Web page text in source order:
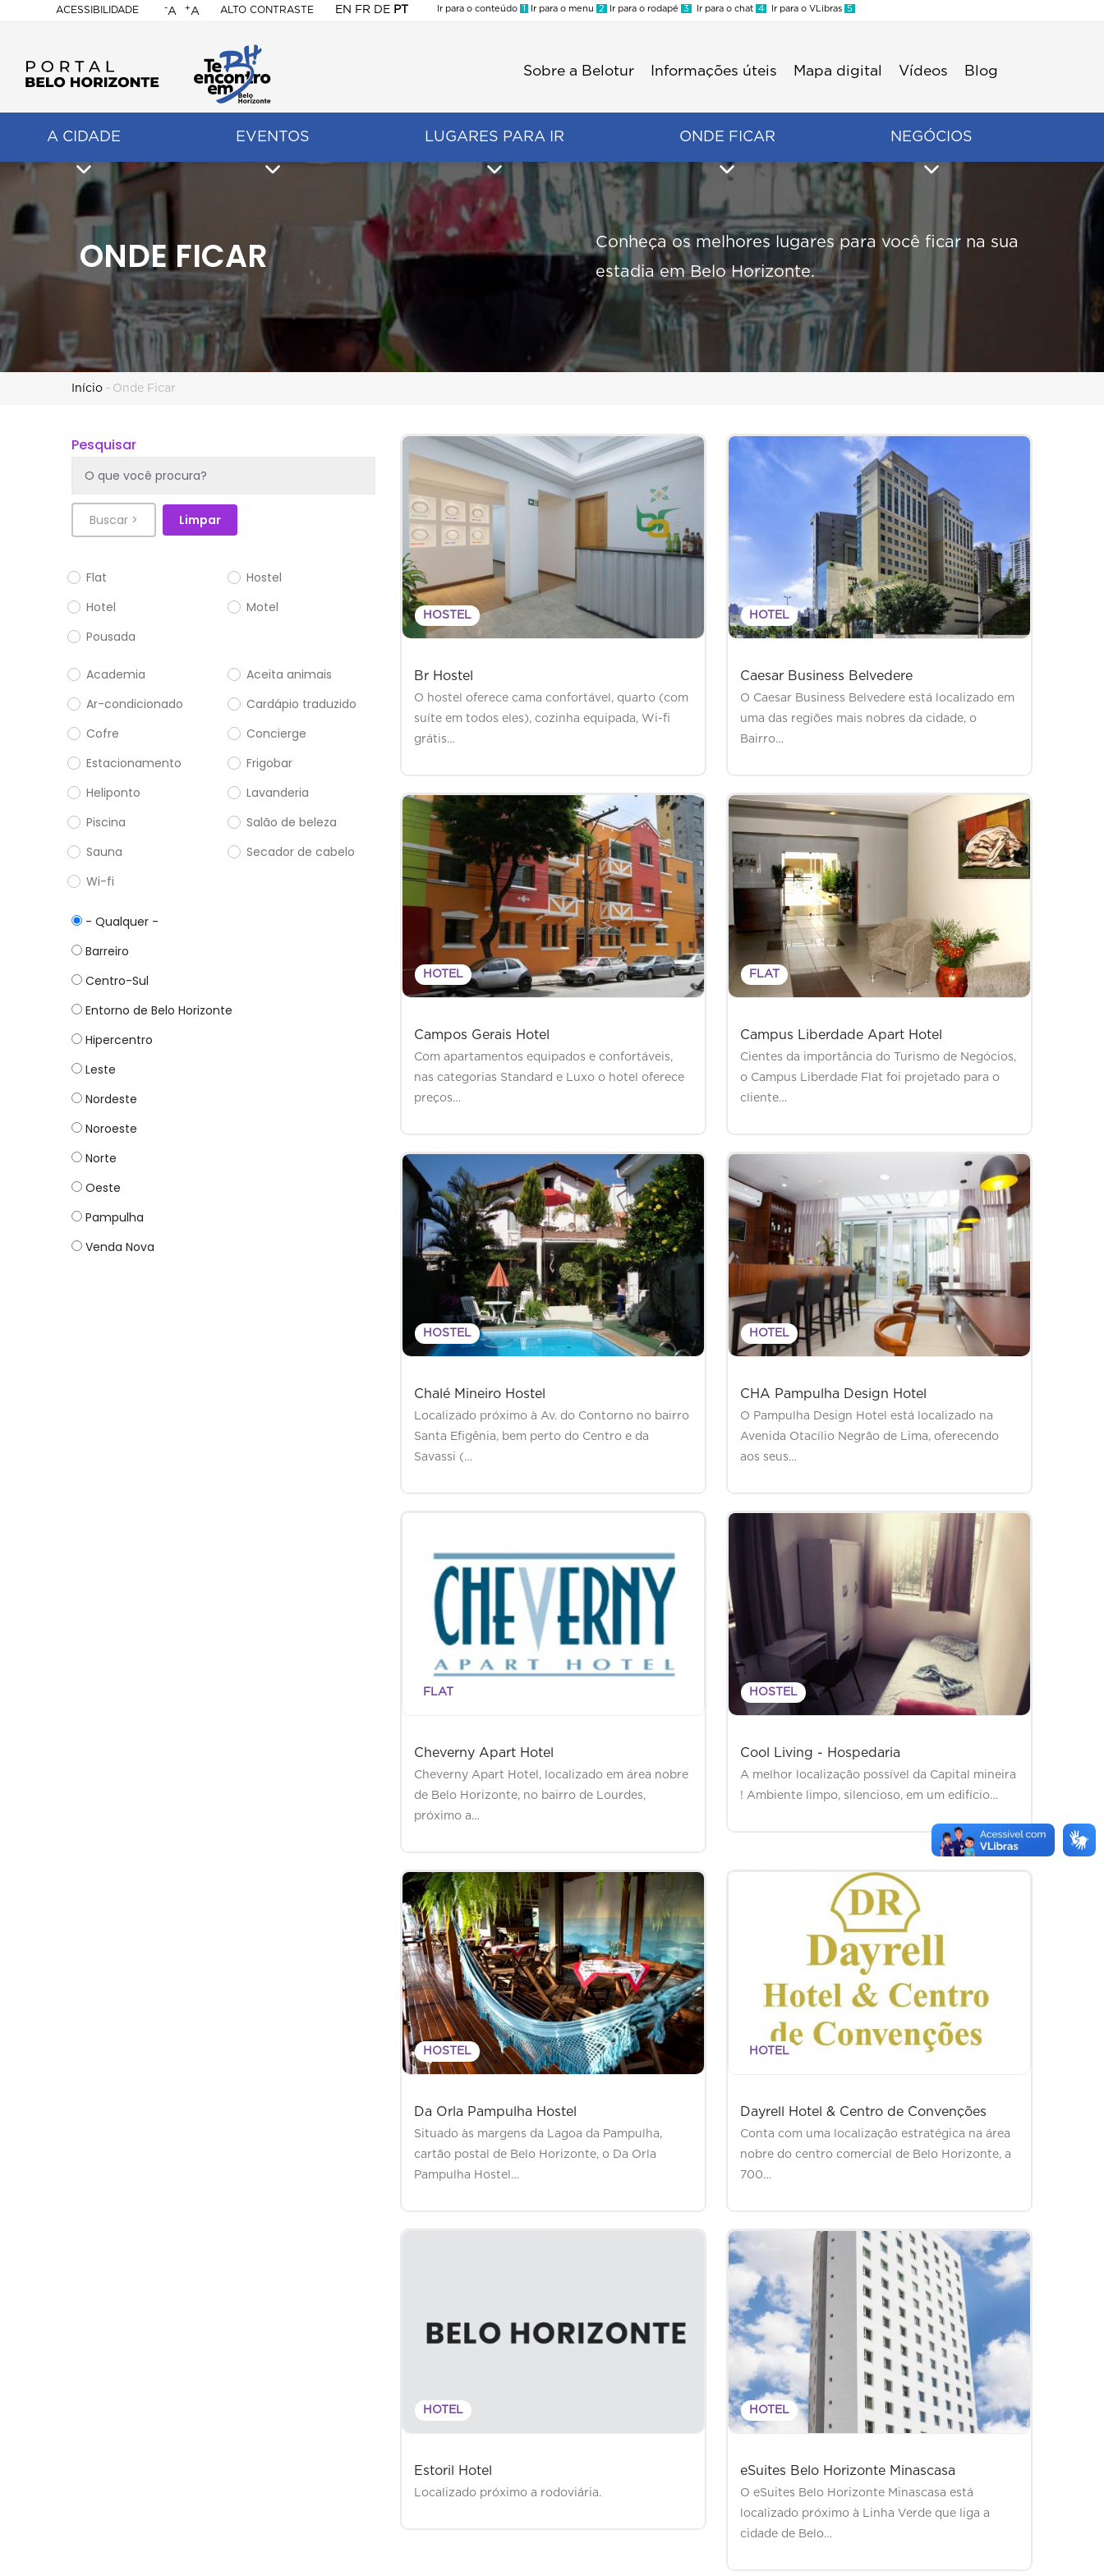
ACESSIBILIDADE
BELO
HORIZONTE
-A +A ALTO CONTRASTE EN FR DE PT
Ir para o conteúdo 1 Ir para o menu 2 Ir para o rodapé 3 Ir para o chat 4 Ir para o VLibras 5
second
Sobre a Belotur Informações úteis Mapa digital Vídeos Blog
A CIDADE EVENTOS LUGARES PARA IR ONDE FICAR NEGÓCIOS
ONDE FICAR
Conheça os melhores lugares para você ficar na sua
estadia em Belo Horizonte.
Trilha
navegação
Início - Onde Ficar
Pesquisar
Flat
Hostel
Hotel
Motel
Pousada
Academia
Aceita animais
Ar-condicionado
Cardápio traduzido
Cofre
Concierge
Estacionamento
Frigobar
Heliponto
Lavanderia
Piscina
Salão de beleza
Sauna
Secador de cabelo
Wi-fi
- Qualquer -
Barreiro
Centro-Sul
Entorno de Belo Horizonte
Hipercentro
Leste
Nordeste
Noroeste
Norte
Oeste
Pampulha
Venda Nova
HOSTEL
Br Hostel
O hostel oferece cama confortável, quarto (com
suíte em todos eles), cozinha equipada, Wi-fi
grátis…
HOTEL
Caesar Business Belvedere
O Caesar Business Belvedere está localizado em
uma das regiões mais nobres da cidade, o
Bairro…
HOTEL
Campos Gerais Hotel
Com apartamentos equipados e confortáveis,
nas categorias Standard e Luxo o hotel oferece
preços…
FLAT
Campus Liberdade Apart Hotel
Cientes da importância do Turismo de Negócios,
o Campus Liberdade Flat foi projetado para o
cliente…
HOSTEL
Chalé Mineiro Hostel
Localizado próximo à Av. do Contorno no bairro
Santa Efigênia, bem perto do Centro e da
Savassi (…
HOTEL
CHA Pampulha Design Hotel
O Pampulha Design Hotel está localizado na
Avenida Otacílio Negrão de Lima, oferecendo
aos seus…
FLAT
Cheverny Apart Hotel
Cheverny Apart Hotel, localizado em área nobre
de Belo Horizonte, no bairro de Lourdes,
próximo a…
HOSTEL
Cool Living - Hospedaria
A melhor localização possível da Capital mineira
! Ambiente limpo, silencioso, em um edifício…
HOSTEL
Da Orla Pampulha Hostel
Situado às margens da Lagoa da Pampulha,
cartão postal de Belo Horizonte, o Da Orla
Pampulha Hostel…
HOTEL
Dayrell Hotel & Centro de Convenções
Conta com uma localização estratégica na área
nobre do centro comercial de Belo Horizonte, a
700…
HOTEL
Estoril Hotel
Localizado próximo a rodoviária.
HOTEL
eSuites Belo Horizonte Minascasa
O eSuites Belo Horizonte Minascasa está
localizado próximo à Linha Verde que liga a
cidade de Belo…